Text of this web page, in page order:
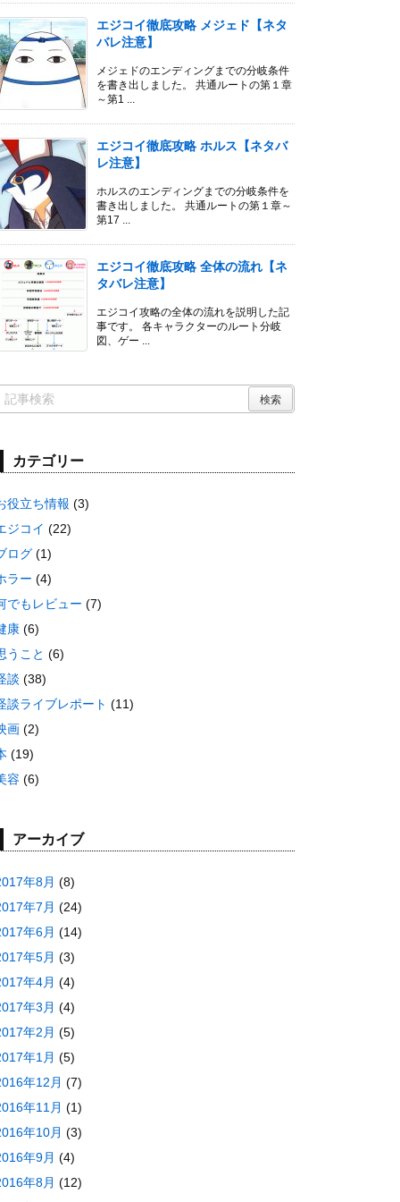
エジコイ徹底攻略 メジェド【ネタ
バレ注意】
メジェドのエンディングまでの分岐条件
を書き出しました。 共通ルートの第１章
～第1 ...
エジコイ徹底攻略 ホルス【ネタバ
レ注意】
ホルスのエンディングまでの分岐条件を
書き出しました。 共通ルートの第１章～
第17 ...
エジコイ徹底攻略 全体の流れ【ネ
タバレ注意】
エジコイ攻略の全体の流れを説明した記
事です。 各キャラクターのルート分岐
図、ゲー ...
カテゴリー
役立ち情報 (3)
ジコイ (22)
ログ (1)
ラー (4)
でもレビュー (7)
康 (6)
うこと (6)
談 (38)
談ライブレポート (11)
画 (2)
(19)
容 (6)
アーカイブ
年8月 (8)
年7月 (24)
年6月 (14)
年5月 (3)
年4月 (4)
年3月 (4)
年2月 (5)
年1月 (5)
年12月 (7)
年11月 (1)
年10月 (3)
年9月 (4)
年8月 (12)